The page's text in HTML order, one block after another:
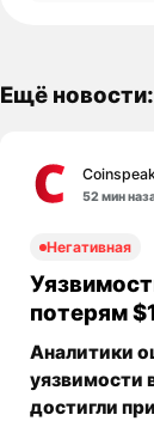
Ещё новости:
52 мин
Негативная
потерям
Аналитики
уязвимости
достигли